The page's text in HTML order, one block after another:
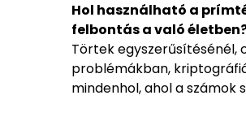
Hol használható a
felbontás a való
Törtek egyszerűsítésénél,
problémákban,
mindenhol, ahol a számok